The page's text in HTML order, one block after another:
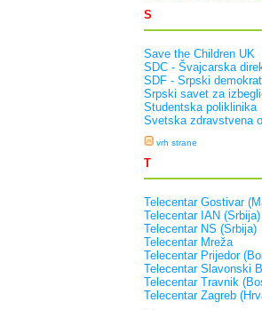
S
Save the Children UK
SDC - Švajcarska
SDF - Srpski
Srpski savet za
Studentska poliklinika
Svetska zdravstvena
vrh strane
T
Telecentar Gostivar
Telecentar IAN (Srbija)
Telecentar NS (Srbija)
Telecentar Mreža
Telecentar Prijedor
Telecentar Slavonski
Telecentar Travnik
Telecentar Zagreb